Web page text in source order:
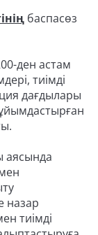
баспасөз
ден астам
тиімді
дағдылары
аясында
назар
тиімді